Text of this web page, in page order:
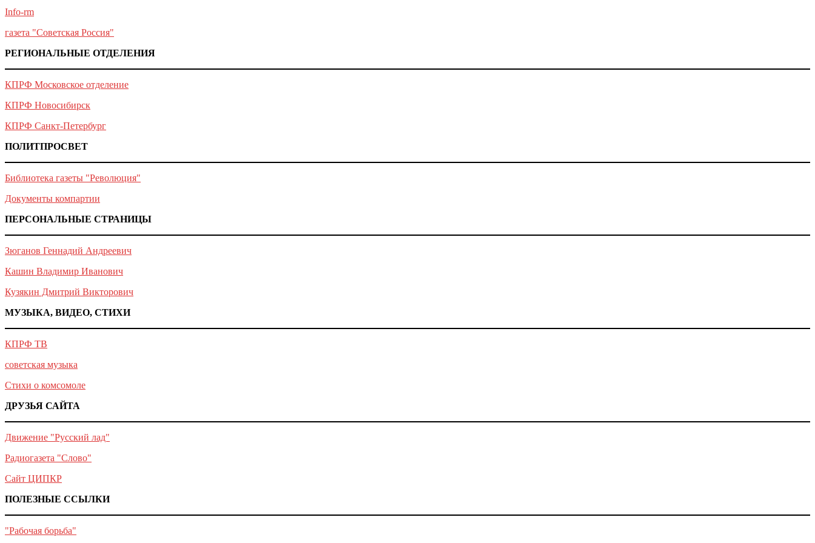
Info-rm
газета "Советская Россия"
РЕГИОНАЛЬНЫЕ ОТДЕЛЕНИЯ
КПРФ Московское отделение
КПРФ Новосибирск
КПРФ Санкт-Петербург
ПОЛИТПРОСВЕТ
Библиотека газеты "Революция"
Документы компартии
ПЕРСОНАЛЬНЫЕ СТРАНИЦЫ
Зюганов Геннадий Андреевич
Кашин Владимир Иванович
Кузякин Дмитрий Викторович
МУЗЫКА, ВИДЕО, СТИХИ
КПРФ ТВ
советская музыка
Стихи о комсомоле
ДРУЗЬЯ САЙТА
Движение "Русский лад"
Радиогазета "Слово"
Сайт ЦИПКР
ПОЛЕЗНЫЕ ССЫЛКИ
"Рабочая борьба"